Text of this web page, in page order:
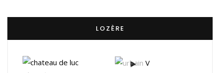
LOZÈRE